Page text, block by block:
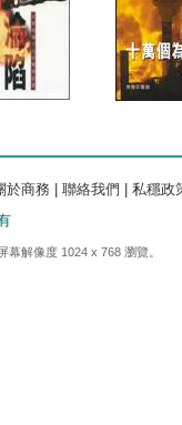
於商務 聯絡我們
私穩政
解像度 1024 x 768 瀏覽。